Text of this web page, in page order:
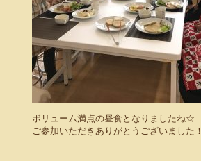
ボリューム満点の昼食となりましたね☆
ご参加いただきありがとうございました！